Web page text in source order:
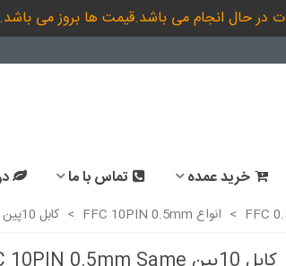
در حال انجام می باشد.قیمت ها بروز می باشد.
خرید عمده تماس با ما
> انواع FFC 10PIN 0.5mm > کابل 10پین FFC 10PIN 0.5mm Same Side 20cm